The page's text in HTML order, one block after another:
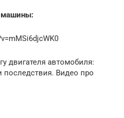
машины:
двигателя автомобиля:
последствия. Видео про